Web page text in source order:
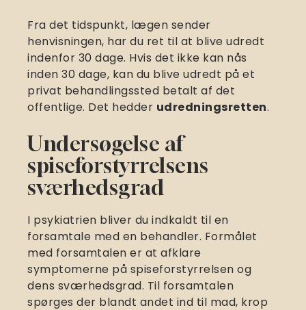
Fra det tidspunkt, lægen sender
henvisningen, har du ret til at blive udredt
indenfor 30 dage. Hvis det ikke kan nås
inden 30 dage, kan du blive udredt på et
privat behandlingssted betalt af det
offentlige. Det hedder udredningsretten.
Undersøgelse af
spiseforstyrrelsens
sværhedsgrad
I psykiatrien bliver du indkaldt til en
forsamtale med en behandler. Formålet
med forsamtalen er at afklare
symptomerne på spiseforstyrrelsen og
dens sværhedsgrad. Til forsamtalen
spørges der blandt andet ind til mad, krop